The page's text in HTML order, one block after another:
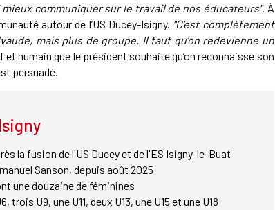
communiquer sur le travail de nos éducateurs". À
autour de l’US Ducey-Isigny. "C’est complètement
mais plus de groupe. Il faut qu’on redevienne un
humain que le président souhaite qu’on reconnaisse son
persuadé.
la fusion de l'US Ducey et de l'ES Isigny-le-Buat
Sanson, depuis août 2025
une douzaine de féminines
trois U9, une U11, deux U13, une U15 et une U18